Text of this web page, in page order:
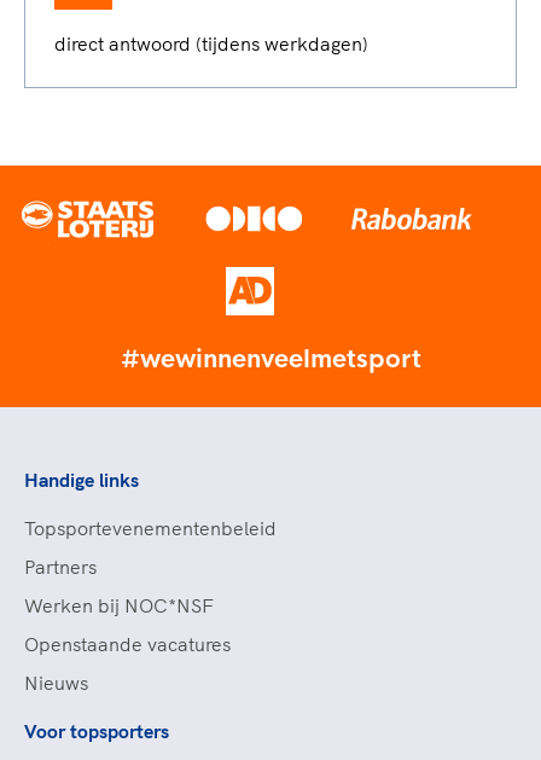
direct antwoord (tijdens werkdagen)
#wewinnenveelmetsport
Handige links
Topsportevenementenbeleid
Partners
Werken bij NOC*NSF
Openstaande vacatures
Nieuws
Voor topsporters